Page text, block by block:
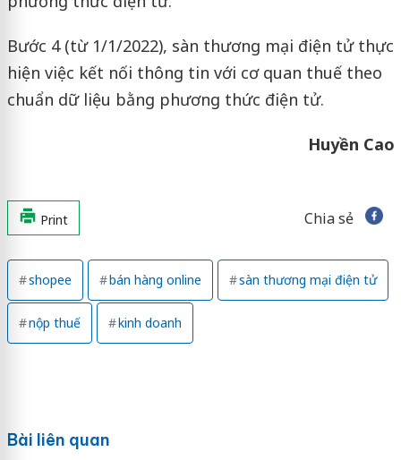
Bước 4 (từ 1/1/2022), sàn thương mại điện tử thực
hiện việc kết nối thông tin với cơ quan thuế theo
chuẩn dữ liệu bằng phương thức điện tử.
Huyền Cao
Print Chia sẻ
shopee bán hàng online sàn thương mại điện tử
nộp thuế kinh doanh
Bài liên quan